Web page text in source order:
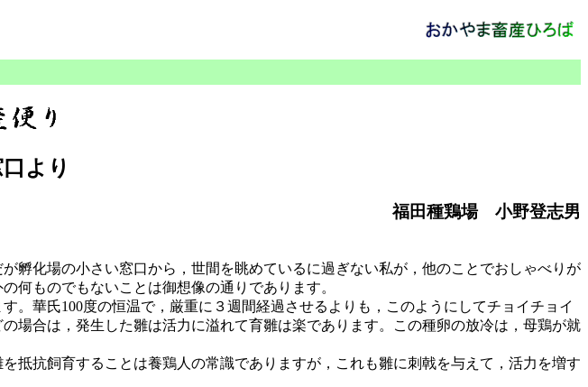
より
福田種鶏場 小野登志男
化場の小さい窓口から，世間を眺めているに過ぎない私が，他のことでおしゃべりが
何ものでもないことは御想像の通りであります。
華氏100度の恒温で，厳重に３週間経過させるよりも，このようにしてチョイチョイ
場合は，発生した雛は活力に溢れて育雛は楽であります。この種卵の放冷は，母鶏が就
抗飼育することは養鶏人の常識でありますが，これも雛に刺戟を与えて，活力を増す